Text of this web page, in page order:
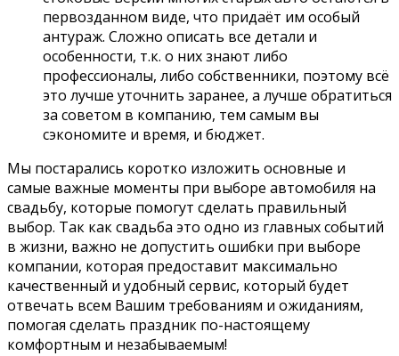
первозданном виде, что придаёт им особый
антураж. Сложно описать все детали и
особенности, т.к. о них знают либо
профессионалы, либо собственники, поэтому всё
это лучше уточнить заранее, а лучше обратиться
за советом в компанию, тем самым вы
сэкономите и время, и бюджет.
Мы постарались коротко изложить основные и
самые важные моменты при выборе автомобиля на
свадьбу, которые помогут сделать правильный
выбор. Так как свадьба это одно из главных событий
в жизни, важно не допустить ошибки при выборе
компании, которая предоставит максимально
качественный и удобный сервис, который будет
отвечать всем Вашим требованиям и ожиданиям,
помогая сделать праздник по-настоящему
комфортным и незабываемым!